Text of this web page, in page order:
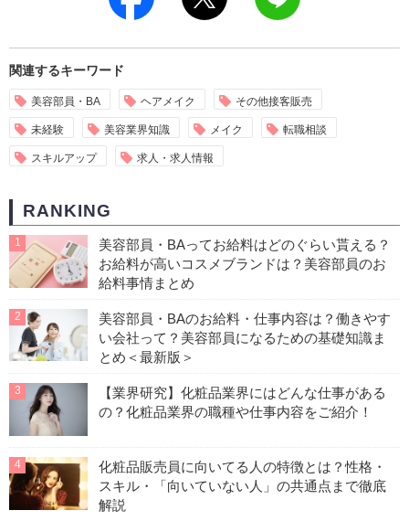
関連するキーワード
美容部員・BA ヘアメイク その他接客販売
未経験 美容業界知識 メイク 転職相談
スキルアップ 求人・求人情報
RANKING
1
美容部員・BAってお給料はどのぐらい貰える？
お給料が高いコスメブランドは？美容部員のお
給料事情まとめ
2
美容部員・BAのお給料・仕事内容は？働きやす
い会社って？美容部員になるための基礎知識ま
とめ＜最新版＞
3
【業界研究】化粧品業界にはどんな仕事がある
の？化粧品業界の職種や仕事内容をご紹介！
4
化粧品販売員に向いてる人の特徴とは？性格・
スキル・「向いていない人」の共通点まで徹底
解説